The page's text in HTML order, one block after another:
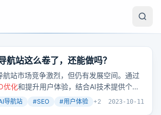
航站这么卷了，还能做吗？
航站市场竞争激烈，但仍有发展空间。通过
优化和提升用户体验，结合AI技术提供个性
务，可以吸引并留住用户。
导航站 #SEO #用户体验 +2 2023-10-11